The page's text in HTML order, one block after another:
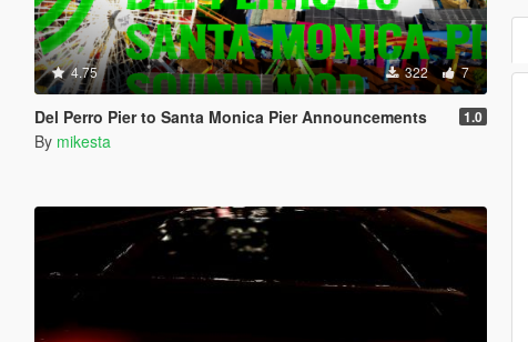
4.75 322 7
Del Perro Pier to Santa Monica Pier Announcements 1.0
By mikesta